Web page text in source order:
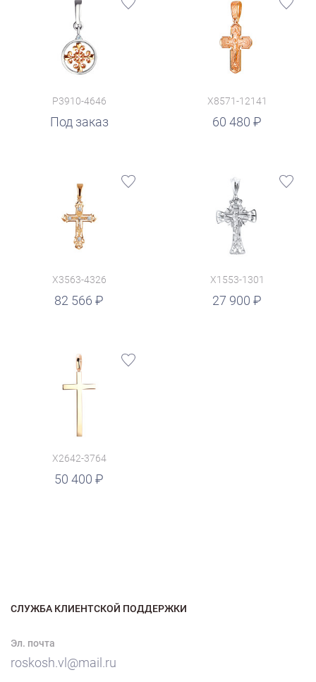
P3910-4646
Под заказ
X8571-12141
60 480
руб.
X3563-4326
82 566
X1553-1301
27 900
X2642-3764
50 400
СЛУЖБА КЛИЕНТСКОЙ ПОДДЕРЖКИ
Эл. почта
roskosh.vl@mail.ru